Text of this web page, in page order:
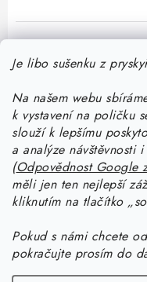
Je libo sušenku z
Na našem webu
k vystavení na poličku
slouží k lepšímu
a analýze návštěvnosti
(Odpovědnost Google
měli jen ten nejlepší
kliknutím na tlačítko
Pokud s námi chcete
pokračujte prosím do
Informace pro vás
Doprava a platba
Stav objednávky
Jak pracovat s
Začněte tvořit s pryskyřicí:
začátečníky
Návody na výrobky z
Začněte tvořit s pryskyřicí: